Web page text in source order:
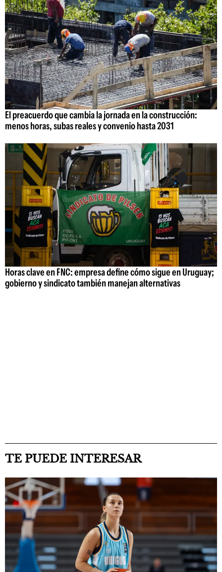
El preacuerdo que cambia la jornada en la construcción:
menos horas, subas reales y convenio hasta 2031
Horas clave en FNC: empresa define cómo sigue en Uruguay;
gobierno y sindicato también manejan alternativas
TE PUEDE INTERESAR